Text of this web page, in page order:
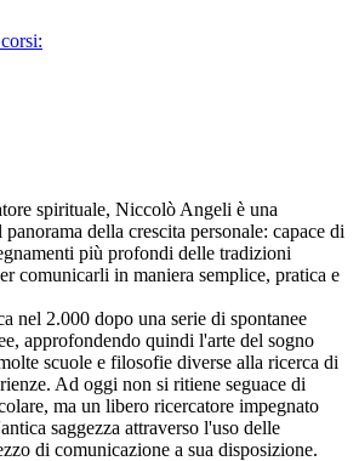
spirituale, Niccolò Angeli è una
della crescita personale: capace di
più profondi delle tradizioni
comunicarli in maniera semplice, pratica e
nel 2.000 dopo una serie di spontanee
approfondendo quindi l'arte del sogno
scuole e filosofie diverse alla ricerca di
Ad oggi non si ritiene seguace di
ma un libero ricercatore impegnato
saggezza attraverso l'uso delle
di comunicazione a sua disposizione.